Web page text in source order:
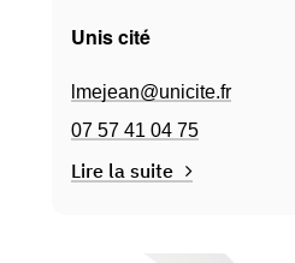
Unis cité
lmejean@unicite.fr
07 57 41 04 75
Lire la suite